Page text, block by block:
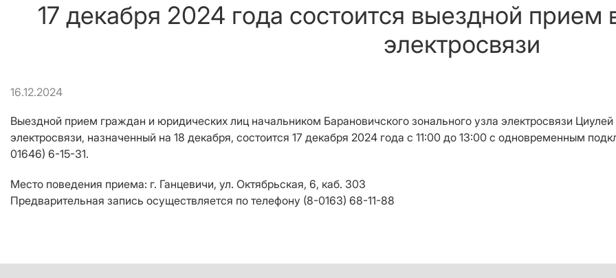
17 декабря 2024 года состоится выездной прием
электросвязи
16.12.2024
Выездной прием граждан и юридических лиц начальником Барановичского зонального узла электросвязи
электросвязи, назначенный на 18 декабря, состоится 17 декабря 2024 года с 11:00 до 13:00 с одновременным
01646) 6-15-31.
Место поведения приема: г. Ганцевичи, ул. Октябрьская, 6, каб. 303
Предварительная запись осуществляется по телефону (8-0163) 68-11-88